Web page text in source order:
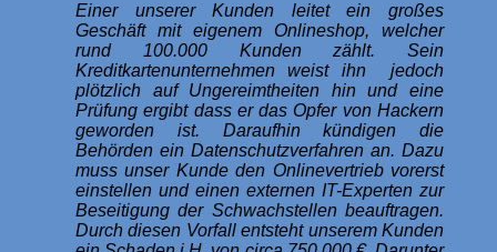
Einer unserer Kunden leitet ein großes
Geschäft mit eigenem Onlineshop, welcher
rund 100.000 Kunden zählt. Sein
Kreditkartenunternehmen weist ihn jedoch
plötzlich auf Ungereimtheiten hin und eine
Prüfung ergibt dass er das Opfer von Hackern
geworden ist. Daraufhin kündigen die
Behörden ein Datenschutzverfahren an. Dazu
muss unser Kunde den Onlinevertrieb vorerst
einstellen und einen externen IT-Experten zur
Beseitigung der Schwachstellen beauftragen.
Durch diesen Vorfall entsteht unserem Kunden